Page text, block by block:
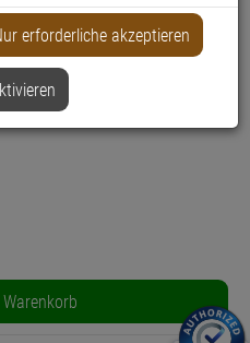
erforderliche akzeptieren